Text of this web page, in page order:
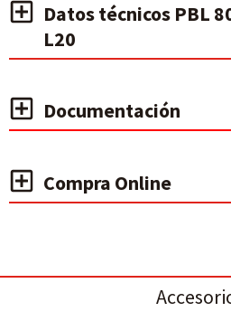
Datos técnicos PBL
L20
Documentación
Compra Online